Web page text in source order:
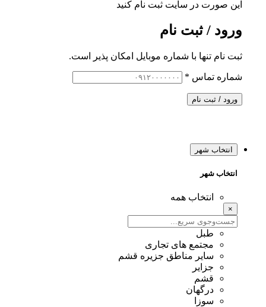
این صورت در سایت ثبت نام کنید
ورود / ثبت نام
ثبت نام تنها با شماره موبایل امکان پذیر است.
شماره تماس *
ورود / ثبت نام
انتخاب شهر
انتخاب شهر
انتخاب همه
×
طبل
مجتمع های تجاری
سایر مناطق جزیره قشم
جزایر
قشم
درگهان
سوزا